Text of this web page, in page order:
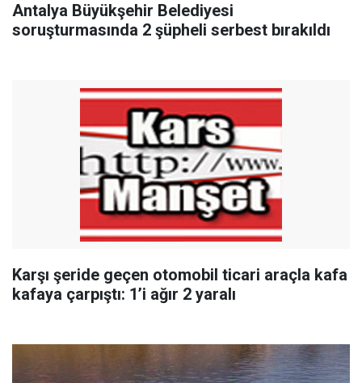
Antalya Büyükşehir Belediyesi
soruşturmasında 2 şüpheli serbest bırakıldı
Karşı şeride geçen otomobil ticari araçla kafa
kafaya çarpıştı: 1’i ağır 2 yaralı